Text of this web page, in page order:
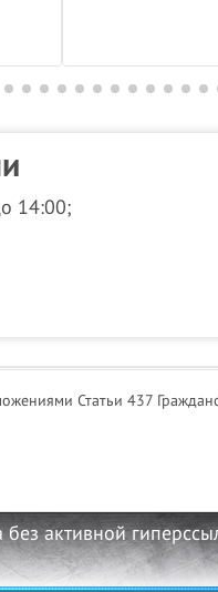
14:00;
Статьи 437
активной